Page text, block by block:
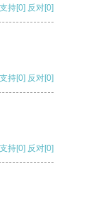
支持[0] 反对[0]
支持[0] 反对[0]
支持[0] 反对[0]